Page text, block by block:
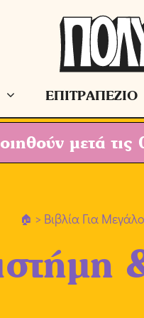
ΕΠΙΤΡΑΠΕΖΙΟ
μετά
> Βιβλία Για